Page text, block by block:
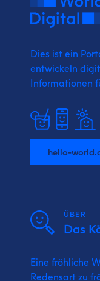
Dies ist ein
entwickeln
Informationen
hello-
ÜBER
Das
Eine fröhliche
Redensart zu